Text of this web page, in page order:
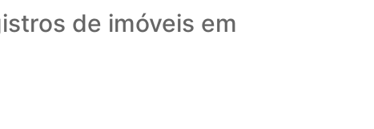
de imóveis em